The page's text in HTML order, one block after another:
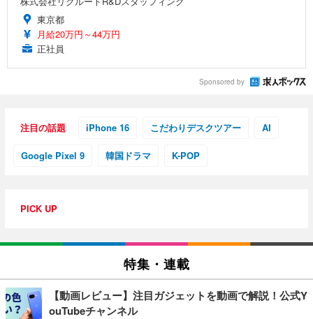
東京都
月給20万円～44万円
正社員
Sponsored by
注目の話題 iPhone 16 こだわりデスクツアー AI
Google Pixel 9 韓国ドラマ K-POP
PICK UP
特集・連載
【動画レビュー】注目ガジェットを動画で解説！公式Y
ouTubeチャンネル